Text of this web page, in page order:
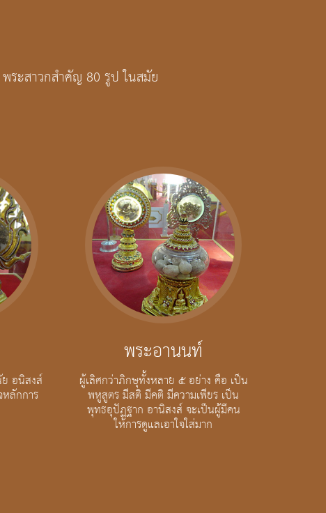
ระสาวกสำคัญ 80 รูป ในสมัย
ย อนิสงส์
ลักการ
พระอานนท์
ผู้เลิศกว่าภิกษุทั้งหลาย ๕ อย่าง คือ เป็น
พหูสูตร มีสติ มีคติ มีความเพียร เป็น
พุทธอุปัฏฐาก อานิสงส์ จะเป็นผู้มีคน
ให้การดูแลเอาใจใส่มาก